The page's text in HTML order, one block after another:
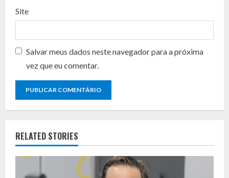
Site
Salvar meus dados neste navegador para a próxima
vez que eu comentar.
RELATED STORIES